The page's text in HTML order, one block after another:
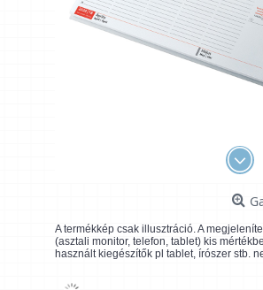
A termékkép csak illusztráció. A
(asztali monitor, telefon, tablet) kis
használt kiegészítők pl tablet, írószer stb.